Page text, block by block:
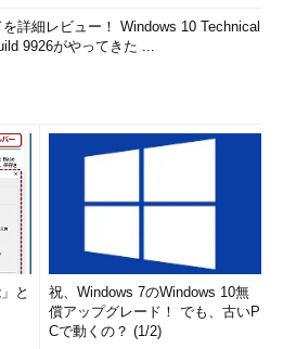
ォルトでは10個まで表示される）。
］を選択する
空のタブをクリ
タブ」ペー
されるように
に表示される。
詳細レビュー！ Windows 10 Technical
9926がやってきた ...
と
祝、Windows 7のWindows 10無
償アップグレード！ でも、古いP
Cで動くの？ (1/2)